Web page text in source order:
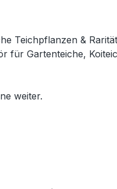
Teichpflanzen &
für Gartenteiche,
weiter.